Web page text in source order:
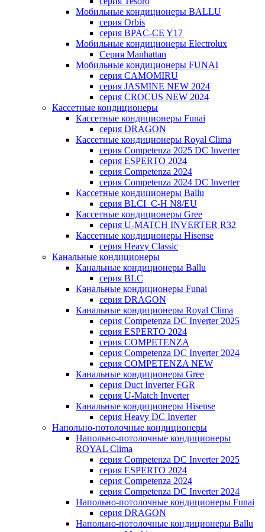
Мобильные кондиционеры BALLU
серия Orbis
серия BPAC-CE Y17
Мобильные кондиционеры Electrolux
Cерия Manhattan
Мобильные кондиционеры FUNAI
серия CAMOMIRU
серия JASMINE NEW 2024
серия CROCUS NEW 2024
Кассетные кондиционеры
Кассетные кондиционеры Funai
серия DRAGON
Кассетные кондиционеры Royal Clima
серия Competenza 2025 DC Inverter
серия ESPERTO 2024
серия Competenza 2024
серия Competenza 2024 DC Inverter
Кассетные кондиционеры Ballu
серия BLCI_C-H N8/EU
Кассетные кондиционеры Gree
серия U-MATCH INVERTER R32
Кассетные кондиционеры Hisense
серия Heavy Classic
Канальные кондиционеры
Канальные кондиционеры Ballu
серия BLC
Канальные кондиционеры Funai
серия DRAGON
Канальные кондиционеры Royal Clima
серия Competenza DC Inverter 2025
серия ESPERTO 2024
серия COMPETENZA
серия Competenza DC Inverter 2024
серия COMPETENZA NEW
Канальные кондиционеры Gree
серия Duct Inverter FGR
серия U-Match Inverter
Канальные кондиционеры Hisense
серия Heavy DC Inverter
Напольно-потолочные кондиционеры
Напольно-потолочные кондиционеры
ROYAL Clima
серия Competenza DC Inverter 2025
серия ESPERTO 2024
серия Competenza 2024
серия Competenza DC Inverter 2024
Напольно-потолочные кондиционеры Funai
серия DRAGON
Напольно-потолочные кондиционеры Ballu